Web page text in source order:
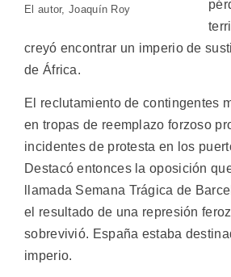
El autor, Joaquín Roy
creyó encontrar un imperio de
de África.
El reclutamiento de contingentes
en tropas de reemplazo forzoso
incidentes de protesta en los
Destacó entonces la oposición
llamada Semana Trágica de
el resultado de una represión
sobrevivió. España estaba
imperio.